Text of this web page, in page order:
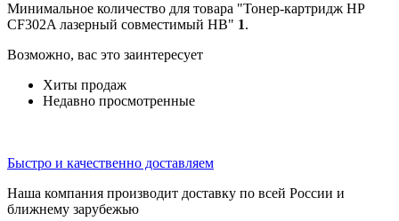
Минимальное количество для товара "Тонер-картридж HP
CF302A лазерный совместимый HB" 1.
Возможно, вас это заинтересует
Хиты продаж
Недавно просмотренные
Быстро и качественно доставляем
Наша компания производит доставку по всей России и
ближнему зарубежью